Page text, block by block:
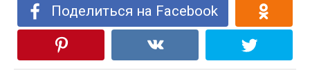
Поделиться на Facebook